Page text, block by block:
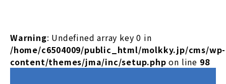
Warning: Undefined array key 0 in
/home/c6504009/public_html/molkky.jp/cms/wp-
content/themes/jma/inc/setup.php on line 98